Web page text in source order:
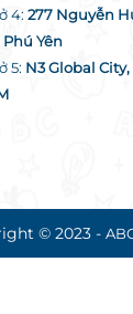
4: 277 Nguyễn
Phú Yên
5: N3 Global
© 2023 -